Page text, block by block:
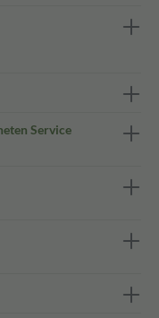
Service